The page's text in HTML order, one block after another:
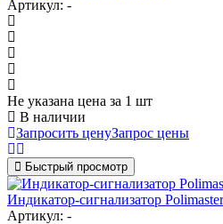
Артикул: -
Не указана цена за 1 шт
В наличии
Запросить ценуЗапрос цены
Быстрый просмотр
Индикатор-сигнализатор
Артикул: -